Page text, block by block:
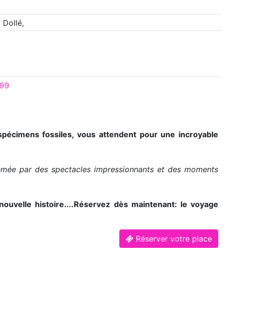
Dollé,
fossiles, vous attendent pour une incroyable
par des spectacles impressionnants et des moments
histoire....Réservez dès maintenant: le voyage
Réserver votre place